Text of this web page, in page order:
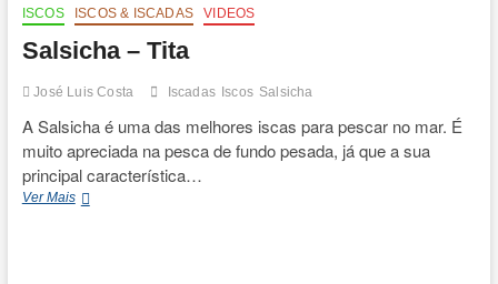
(1ª
Parte)
ISCOS ISCOS & ISCADAS VIDEOS
Salsicha – Tita
José Luis Costa Iscadas Iscos Salsicha
A Salsicha é uma das melhores iscas para pescar no mar. É
muito apreciada na pesca de fundo pesada, já que a sua
principal característica…
Ver MaisSalsicha